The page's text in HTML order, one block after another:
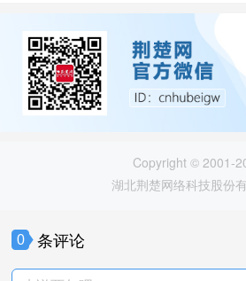
Copyright © 2001-
湖北荆楚网络科技股份
0 条评论